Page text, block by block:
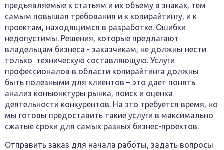
предъявляемые к статьям и их объему в знаках, тем
самым повышая требования и к копирайтингу, и к
проектам, находящимся в разработке. Ошибки
недопустимы. Решения, которые предлагают
владельцам бизнеса - заказчикам, не должны нести
только техническую составляющую. Услуги
профессионалов в области копирайтинга должны
быть полезными для клиентов – это дает понять
анализ конъюнктуры рынка, поиск и оценка
деятельности конкурентов. На это требуется время, но
мы готовы предоставить такие услуги в максимально
сжатые сроки для самых разных бизнес-проектов.
Отправить заказ для начала работы, задать вопросы